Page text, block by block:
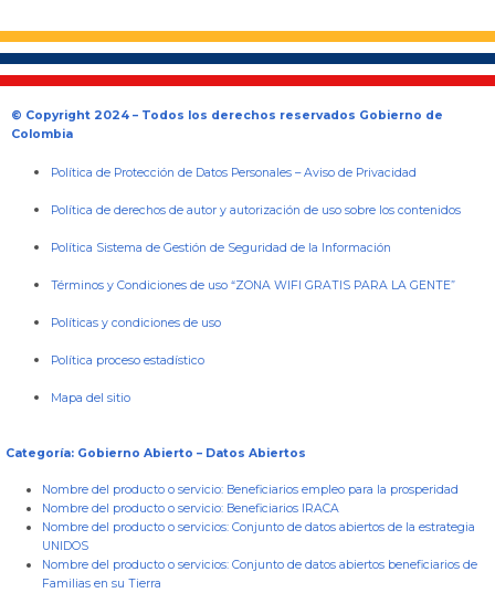
© Copyright 2024 – Todos los derechos reservados Gobierno de
Colombia
Política de Protección de Datos Personales –Aviso de Privacidad
Política de derechos de autor y autorización de uso sobre los contenidos
Política Sistema de Gestión de Seguridad de la Información
Términos y Condiciones de uso “ZONA WIFI GRATIS PARA LA GENTE”
Políticas y condiciones de uso
Política proceso estadístico
Mapa del sitio
Categoría: Gobierno Abierto – Datos Abiertos
Nombre del producto o servicio: Beneficiarios empleo para la prosperidad
Nombre del producto o servicio: Beneficiarios IRACA
Nombre del producto o servicios: Conjunto de datos abiertos de la estrategia
UNIDOS
Nombre del producto o servicios: Conjunto de datos abiertos beneficiarios de
Familias en su Tierra